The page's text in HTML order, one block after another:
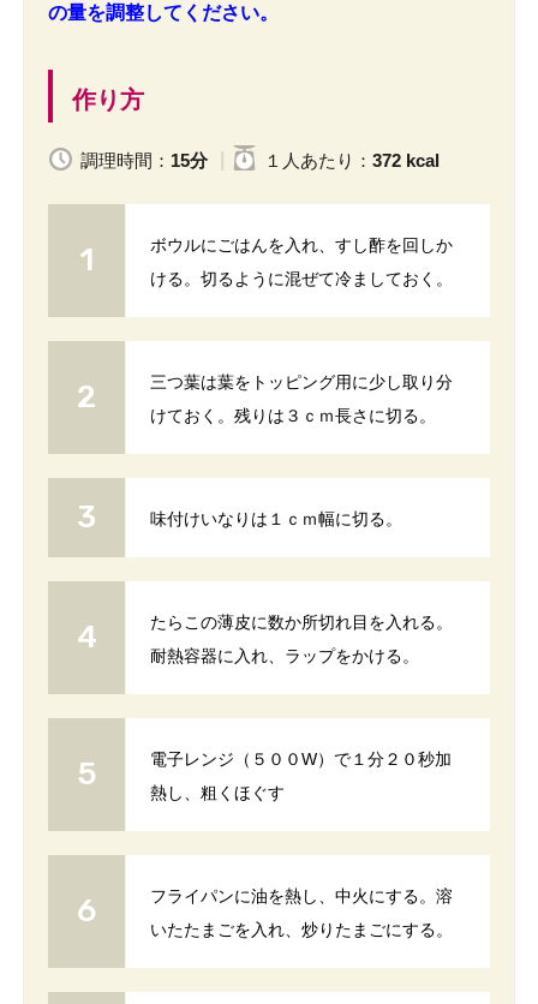
の量を調整してください。
作り方
調理時間： 15分 １人 あたり ： 372 kcal
ボウルにごはんを入れ、すし酢を回しか
ける。切るように混ぜて冷ましておく。
三つ葉は葉をトッピング用に少し取り分
けておく。残りは３ｃｍ長さに切る。
味付けいなりは１ｃｍ幅に切る。
たらこの薄皮に数か所切れ目を入れる。
耐熱容器に入れ、ラップをかける。
電子レンジ（５００W）で１分２０秒加
熱し、粗くほぐす
フライパンに油を熱し、中火にする。溶
いたたまごを入れ、炒りたまごにする。